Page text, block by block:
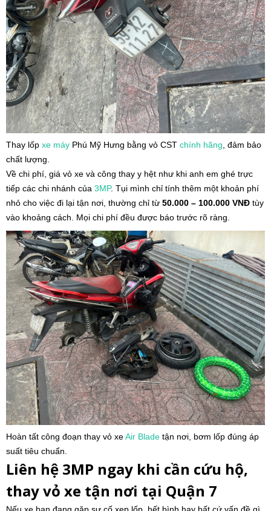
Thay lốp xe máy Phú Mỹ Hưng bằng vỏ CST chính hãng , đảm bảo
chất lượng.
Về chi phí, giá vỏ xe và công thay y hệt như khi anh em ghé trực
tiếp các chi nhánh của 3MP. Tụi mình chỉ tính thêm một khoản phí
nhỏ cho việc đi lại tận nơi, thường chỉ từ 50.000 – 100.000 VNĐ tùy
vào khoảng cách. Mọi chi phí đều được báo trước rõ ràng.
Hoàn tất công đoạn thay vỏ xeAir Blade tận nơi, bơm lốp đúng áp
suất tiêu chuẩn.
Liên hệ 3MP ngay khi cần cứu hộ,
thay vỏ xe tận nơi tại Quận 7
Nếu xe bạn đang gặp sự cố xẹp lốp, hết bình hay bất cứ vấn đề gì